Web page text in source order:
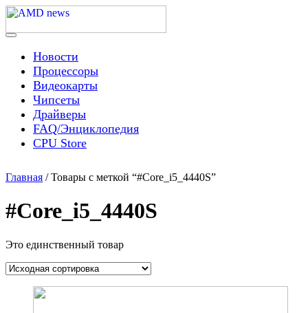
Skip
content
AMD news
Menu
Новости
Процессоры
Видеокарты
Чипсеты
Драйверы
FAQ/Энциклопедия
CPU Store
Главная / Товары с меткой “#Core_i5_4440S”
#Core_i5_4440S
Это единственный товар